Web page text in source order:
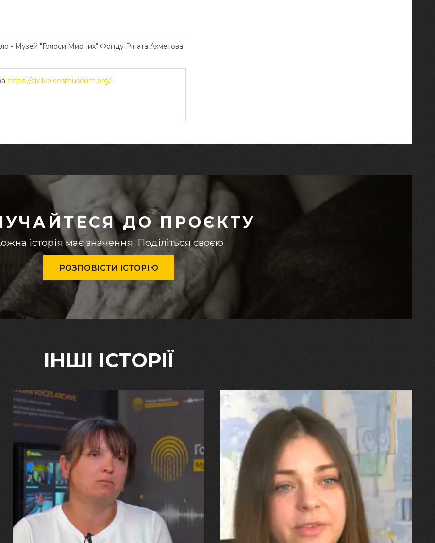
- Музей "Голоси Мирних" Фонду Ріната Ахметова
https://civilvoicesmuseum.org/
ДО ПРОЄКТУ
історія має значення. Поділіться своєю
РОЗПОВІСТИ ІСТОРІЮ
ІНШІ ІСТОРІЇ
29.07.2026
Марина, Ваїд та Аміна Харченко
"Попри всі втрати, ми не
27.07.2026
"Я перенесла 11 операцій, та